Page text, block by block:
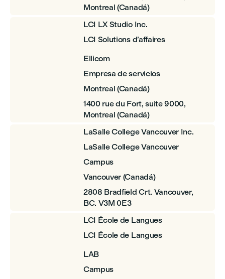
Montreal (Canadá)
LCI LX Studio Inc.
LCI Solutions d’affaires
Ellicom
Empresa de servicios
Montreal (Canadá)
1400 rue du Fort, suite 9000,
Montreal (Canadá)
LaSalle College Vancouver Inc.
LaSalle College Vancouver
Campus
Vancouver (Canadá)
2808 Bradfield Crt. Vancouver,
BC. V3M 0E3
LCI École de Langues
LCI École de Langues
LAB
Campus